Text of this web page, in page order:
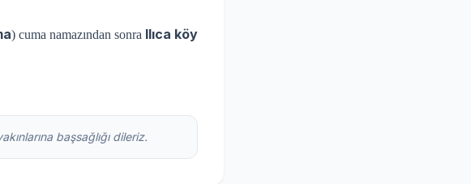
) cuma namazından sonra Ilıca köy
başsağlığı dileriz.